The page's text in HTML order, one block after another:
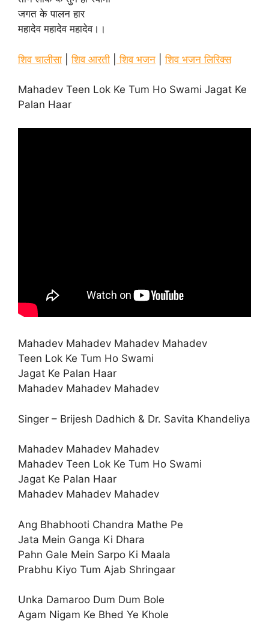
जगत के पालन हार
महादेव महादेव महादेव।।
शिव चालीसा |शिव आरती शिव भजन |शिव भजन लिरिक्स
Mahadev Teen Lok Ke Tum Ho Swami Jagat Ke
Palan Haar
Mahadev Mahadev Mahadev Mahadev
Teen Lok Ke Tum Ho Swami
Jagat Ke Palan Haar
Mahadev Mahadev Mahadev
Singer – Brijesh Dadhich & Dr. Savita Khandeliya
Mahadev Mahadev Mahadev
Mahadev Teen Lok Ke Tum Ho Swami
Jagat Ke Palan Haar
Mahadev Mahadev Mahadev
Ang Bhabhooti Chandra Mathe Pe
Jata Mein Ganga Ki Dhara
Pahn Gale Mein Sarpo Ki Maala
Prabhu Kiyo Tum Ajab Shringaar
Unka Damaroo Dum Dum Bole
Agam Nigam Ke Bhed Ye Khole